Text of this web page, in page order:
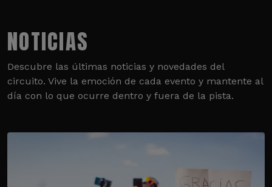
NOTICIAS
Descubre las últimas noticias y novedades del
circuito. Vive la emoción de cada evento y mantente al
día con lo que ocurre dentro y fuera de la pista.